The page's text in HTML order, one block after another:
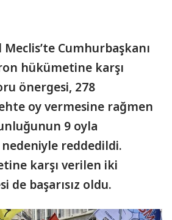
Meclis’te Cumhurbaşkanı
hükümetine karşı
önergesi, 278
oy vermesine rağmen
9 oyla
nedeniyle reddedildi.
karşı verilen iki
de başarısız oldu.